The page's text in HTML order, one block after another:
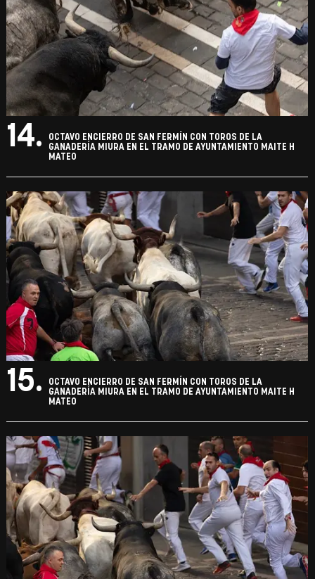
14.
OCTAVO ENCIERRO DE SAN FERMÍN CON TOROS DE LA
GANADERÍA MIURA EN EL TRAMO DE AYUNTAMIENTO MAITE H
MATEO
15.
OCTAVO ENCIERRO DE SAN FERMÍN CON TOROS DE LA
GANADERÍA MIURA EN EL TRAMO DE AYUNTAMIENTO MAITE H
MATEO